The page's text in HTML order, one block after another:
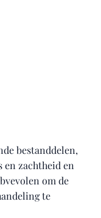
bestanddelen,
en zachtheid en
om de
te